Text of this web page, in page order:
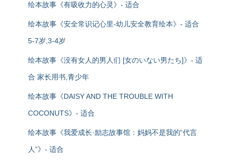
绘本故事《有吸收力的心灵》- 适合
绘本故事《安全常识记心里-幼儿安全教育绘本》- 适合
5-7岁,3-4岁
绘本故事《没有女人的男人们 [女のいない男たち]》- 适
合 家长用书,青少年
绘本故事《DAISY AND THE TROUBLE WITH
COCONUTS》- 适合
绘本故事《我爱成长·励志故事馆：妈妈不是我的“代言
人”》- 适合